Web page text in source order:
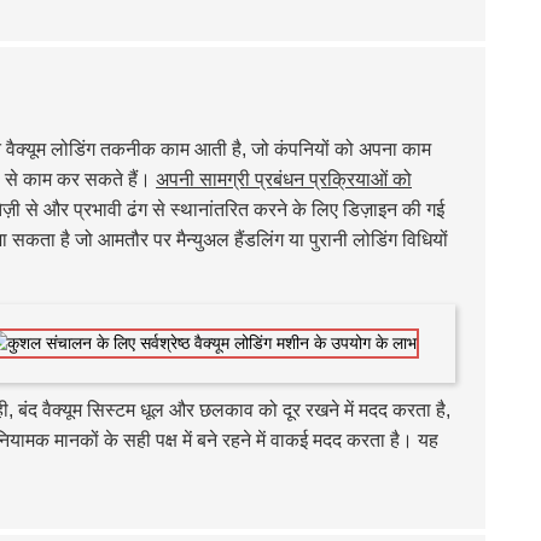
वैक्यूम लोडिंग तकनीक काम आती है, जो कंपनियों को अपना काम
से काम कर सकते हैं। अपनी सामग्री प्रबंधन प्रक्रियाओं को
से और प्रभावी ढंग से स्थानांतरित करने के लिए डिज़ाइन की गई
है जो आमतौर पर मैन्युअल हैंडलिंग या पुरानी लोडिंग विधियों
बंद वैक्यूम सिस्टम धूल और छलकाव को दूर रखने में मदद करता है,
मानकों के सही पक्ष में बने रहने में वाकई मदद करता है। यह